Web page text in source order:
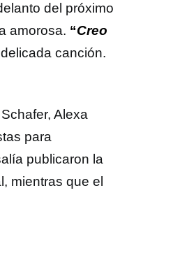
del próximo
amorosa. “Creo
canción.
Alexa
para
publicaron la
mientras que el